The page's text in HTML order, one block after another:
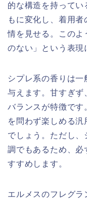
的な構造を持ってい
もに変化し、着用
情を見せる。このよ
のない」という表現
シプレ系の香りは一
与えます。甘すぎず
バランスが特徴です
を問わず楽しめる
でしょう。ただし
調でもあるため、必
すすめします。
エルメスのフレグ